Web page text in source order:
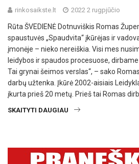
rinkosaikste.lt 2022 2 rugpjūčio
Rūta ŠVEDIENĖ Dotnuviškis Romas
spaustuvės „Spaudvita“ įkūrėjas ir
įmonėje – nieko nereiškia. Visi mes
leidybos ir spaudos procesuose,
Tai grynai šeimos verslas“, – sako
darbų užtenka. Įkūrė 2002-aisiais
įkurta prieš 20 metų. Prieš tai Romas
SKAITYTI DAUGIAU